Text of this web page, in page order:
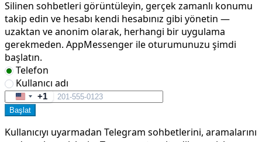
Silinen sohbetleri görüntüleyin, gerçek zamanlı konumu
takip edin ve hesabı kendi hesabınız gibi yönetin —
uzaktan ve anonim olarak, herhangi bir uygulama
gerekmeden. AppMessenger ile oturumunuzu şimdi
başlatın.
Telefon
Kullanıcı adı
United
States
+1
Başlat
Kullanıcıyı uyarmadan Telegram sohbetlerini, aramalarını